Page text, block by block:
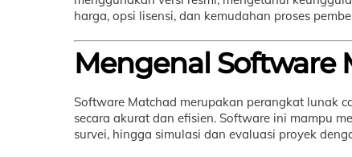
harga, opsi lisensi, dan kemudahan proses
Mengenal Software
Software Matchad merupakan perangkat lunak
secara akurat dan efisien. Software ini mampu
survei, hingga simulasi dan evaluasi proyek